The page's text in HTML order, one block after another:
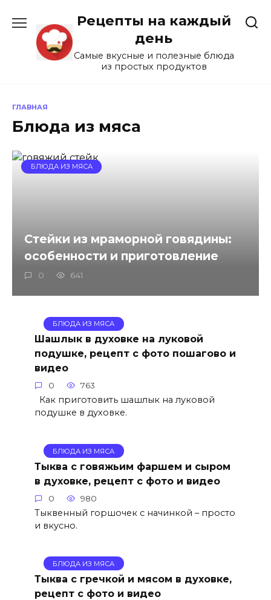
содержанию
Рецепты на каждый
день
Самые вкусные и полезные блюда
из простых продуктов
ГЛАВНАЯ
Блюда из мяса
БЛЮДА ИЗ МЯСА
Стейки из мраморной говядины:
особенности и приготовление
0 641
БЛЮДА ИЗ МЯСА
Шашлык в духовке на луковой
подушке, рецепт с фото пошагово и
видео
0 763
Как приготовить шашлык на луковой
подушке в духовке.
БЛЮДА ИЗ МЯСА
Тыква с говяжьим фаршем и сыром
в духовке, рецепт с фото и видео
0 980
Тыквенный горшочек с начинкой – просто
и вкусно.
БЛЮДА ИЗ МЯСА
Тыква с гречкой и мясом в духовке,
рецепт с фото и видео